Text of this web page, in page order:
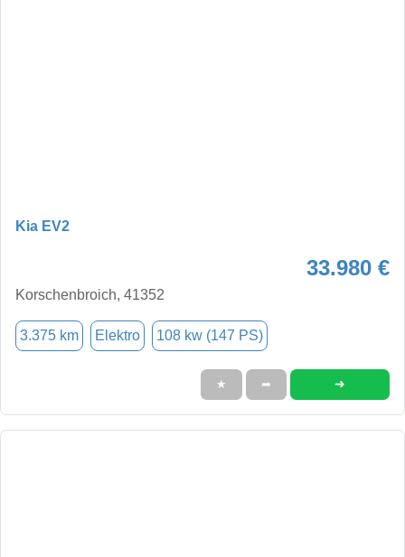
Kia EV2
33.980 €
Korschenbroich, 41352
3.375 km Elektro 108 kw (147 PS)
★ ➦ ➜